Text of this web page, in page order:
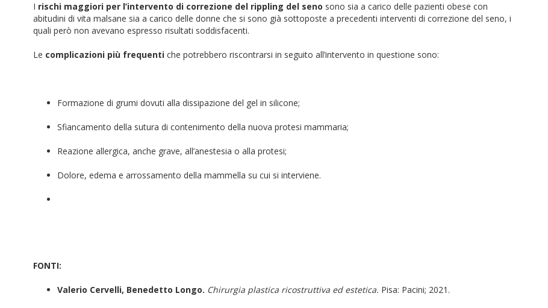
I rischi maggiori per l’intervento di correzione del rippling del seno sono sia a carico delle pazienti obese con
abitudini di vita malsane sia a carico delle donne che si sono già sottoposte a precedenti interventi di correzione del seno, i
quali però non avevano espresso risultati soddisfacenti.
Le complicazioni più frequenti che potrebbero riscontrarsi in seguito all’intervento in questione sono:
Formazione di grumi dovuti alla dissipazione del gel in silicone;
Sfiancamento della sutura di contenimento della nuova protesi mammaria;
Reazione allergica, anche grave, all’anestesia o alla protesi;
Dolore, edema e arrossamento della mammella su cui si interviene.
FONTI:
Valerio Cervelli, Benedetto Longo. Chirurgia plastica ricostruttiva ed estetica. Pisa: Pacini; 2021.